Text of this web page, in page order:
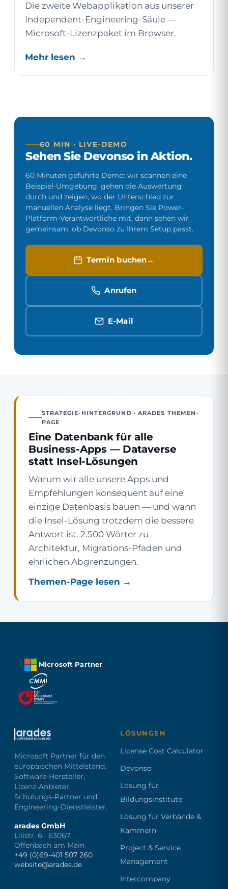
Die zweite Webapplikation aus unserer
Independent-Engineering-Säule —
Microsoft-Lizenzpaket im Browser.
Mehr lesen →
60 MIN · LIVE-DEMO
Sehen Sie Devonso in Aktion.
60 Minuten geführte Demo: wir scannen eine
Beispiel-Umgebung, gehen die Auswertung
durch und zeigen, wo der Unterschied zur
manuellen Analyse liegt. Bringen Sie Power-
Platform-Verantwortliche mit, dann sehen wir
gemeinsam, ob Devonso zu Ihrem Setup passt.
Termin buchen
Anrufen
E-Mail
STRATEGIE-HINTERGRUND · ARADES THEMEN-
PAGE
Eine Datenbank für alle
Business-Apps — Dataverse
statt Insel-Lösungen
Warum wir alle unsere Apps und
Empfehlungen konsequent auf eine
einzige Datenbasis bauen — und wann
die Insel-Lösung trotzdem die bessere
Antwort ist. 2.500 Wörter zu
Architektur, Migrations-Pfaden und
ehrlichen Abgrenzungen.
Themen-Page lesen →
Microsoft Partner
Microsoft Partner für den
europäischen Mittelstand.
Software-Hersteller,
Lizenz-Anbieter,
Schulungs-Partner und
Engineering-Dienstleister.
arades GmbH
Lilistr. 6 · 63067
Offenbach am Main
+49 (0)69-401 507 260
website@arades.de
LÖSUNGEN
License Cost Calculator
Devonso
Lösung für
Bildungsinstitute
Lösung für Verbände &
Kammern
Project & Service
Management
Intercompany